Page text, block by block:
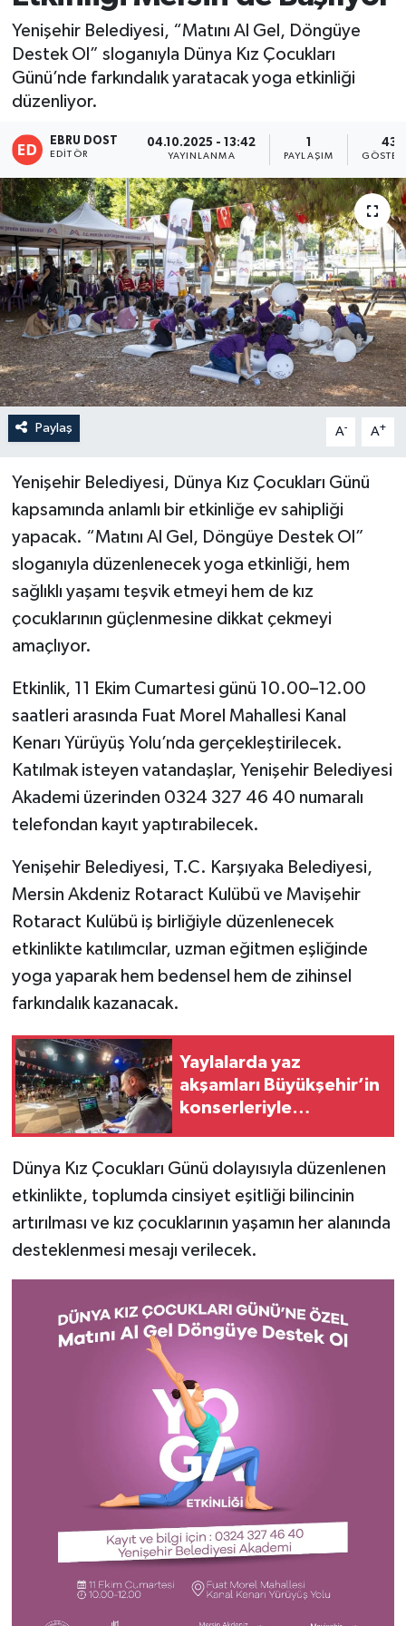
Yenişehir Belediyesi, “Matını Al Gel, Döngüye
Destek Ol” sloganıyla Dünya Kız Çocukları
Günü’nde farkındalık yaratacak yoga etkinliği
düzenliyor.
EBRU DOST
EDITÖR
04.10.2025 - 13:42
YAYINLANMA PAYLAŞIM
43
Paylaş A- A+
Yenişehir Belediyesi, Dünya Kız Çocukları Günü
kapsamında anlamlı bir etkinliğe ev sahipliği
yapacak. “Matını Al Gel, Döngüye Destek Ol”
sloganıyla düzenlenecek yoga etkinliği, hem
sağlıklı yaşamı teşvik etmeyi hem de kız
çocuklarının güçlenmesine dikkat çekmeyi
amaçlıyor.
Etkinlik, 11 Ekim Cumartesi günü 10.00–12.00
saatleri arasında Fuat Morel Mahallesi Kanal
Kenarı Yürüyüş Yolu’nda gerçekleştirilecek.
Katılmak isteyen vatandaşlar, Yenişehir Belediyesi
Akademi üzerinden 0324 327 46 40 numaralı
telefondan kayıt yaptırabilecek.
Yenişehir Belediyesi, T.C. Karşıyaka Belediyesi,
Mersin Akdeniz Rotaract Kulübü ve Mavişehir
Rotaract Kulübü iş birliğiyle düzenlenecek
etkinlikte katılımcılar, uzman eğitmen eşliğinde
yoga yaparak hem bedensel hem de zihinsel
farkındalık kazanacak.
Yaylalarda yaz
akşamları Büyükşehir’in
konserleriyle
Dünya Kız Çocukları Günü dolayısıyla düzenlenen
etkinlikte, toplumda cinsiyet eşitliği bilincinin
artırılması ve kız çocuklarının yaşamın her alanında
desteklenmesi mesajı verilecek.